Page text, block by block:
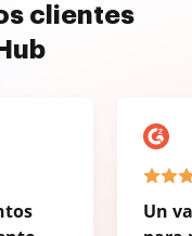
clientes
Un